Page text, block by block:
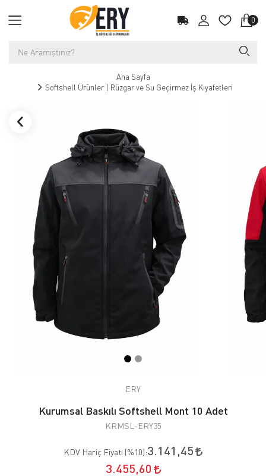
0
Ana Sayfa
Softshell Ürünler | Rüzgar ve Su Geçirmez İş Kıyafetleri
ERY
Kurumsal Baskılı Softshell Mont 10 Adet
KRMSL-ERY35
KDV Hariç Fiyatı (%10):3.141,45
3.455,60